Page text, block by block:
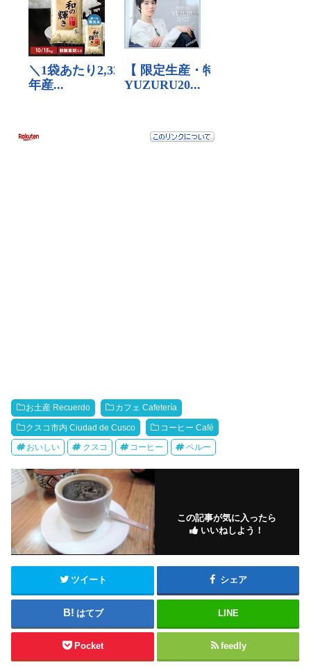
お土産 Recuerdo カフェ Cafetería
クスコ市内 Ciudad de Cusco コーヒー Café
おいしい クスコ コーヒー ペルー
この記事が気に入ったら
いいねしよう！
ツイート シェア
はてブ LINE
Pocket feedly